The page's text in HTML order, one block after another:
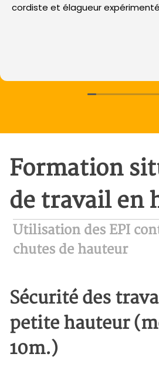
cordiste et élagueur
Formation
de travail en
Utilisation des EPI
chutes de hauteur
Sécurité des
petite hauteur
10m.)